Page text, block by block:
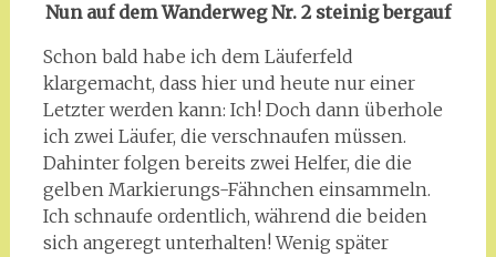
Nun auf dem Wanderweg Nr. 2 steinig bergauf
Schon bald habe ich dem Läuferfeld
klargemacht, dass hier und heute nur einer
Letzter werden kann: Ich! Doch dann überhole
ich zwei Läufer, die verschnaufen müssen.
Dahinter folgen bereits zwei Helfer, die die
gelben Markierungs-Fähnchen einsammeln.
Ich schnaufe ordentlich, während die beiden
sich angeregt unterhalten! Wenig später